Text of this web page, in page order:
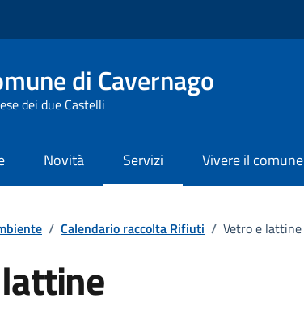
di Cavernago
dei due Castelli
Novità Servizi Vivere il comune
raccolta rifiuti
/ Calendario raccolta Rifiuti / Vetro e lattine